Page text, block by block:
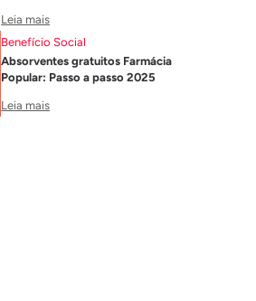
Leia mais
Benefício Social
Absorventes gratuitos Farmácia
Popular: Passo a passo 2025
Leia mais